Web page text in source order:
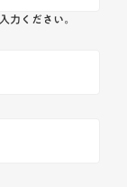
力ください。